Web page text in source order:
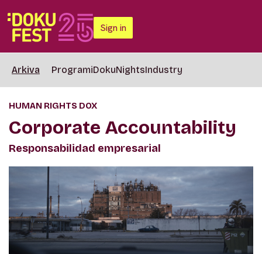
Sign in
Arkiva ProgramiDokuNightsIndustry
HUMAN RIGHTS DOX
Corporate Accountability
Responsabilidad empresarial